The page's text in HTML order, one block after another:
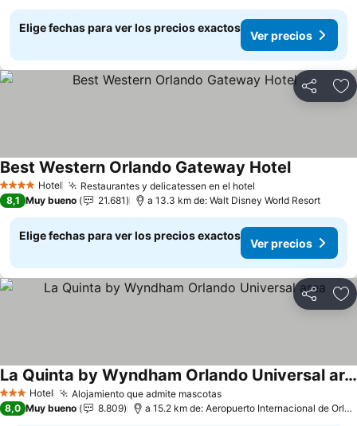
Elige fechas para ver los precios exactos
Ver precios
Compartir
4 EstrellasHotel Restaurantes y delicatessen en el hotel
Best Western Orlando Gateway Hotel
8,1 Muy bueno 21.681 a 13.3 km de: Walt Disney World Resort
Elige fechas para ver los precios exactos
Ver precios
Compartir
3 Estrellas
Hotel Alojamiento que admite mascotas
La Quinta by Wyndham Orlando Universal area
8,0 Muy bueno 8.809 a 15.2 km de: Aeropuerto Internacional de Orlando